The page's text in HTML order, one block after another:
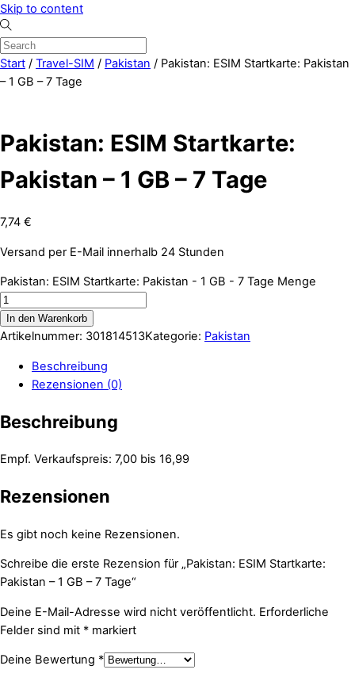
Skip to content
Start / Travel-SIM / Pakistan / Pakistan: ESIM Startkarte: Pakistan
– 1 GB – 7 Tage
Pakistan: ESIM Startkarte:
Pakistan – 1 GB – 7 Tage
7,74 €
Versand per E-Mail innerhalb 24 Stunden
Pakistan: ESIM Startkarte: Pakistan - 1 GB - 7 Tage Menge
In den Warenkorb
Artikelnummer: 301814513Kategorie: Pakistan
Beschreibung
Rezensionen (0)
Beschreibung
Empf. Verkaufspreis: 7,00 bis 16,99
Rezensionen
Es gibt noch keine Rezensionen.
Schreibe die erste Rezension für „Pakistan: ESIM Startkarte:
Pakistan – 1 GB – 7 Tage“
Deine E-Mail-Adresse wird nicht veröffentlicht. Erforderliche
Felder sind mit * markiert
Deine Bewertung *